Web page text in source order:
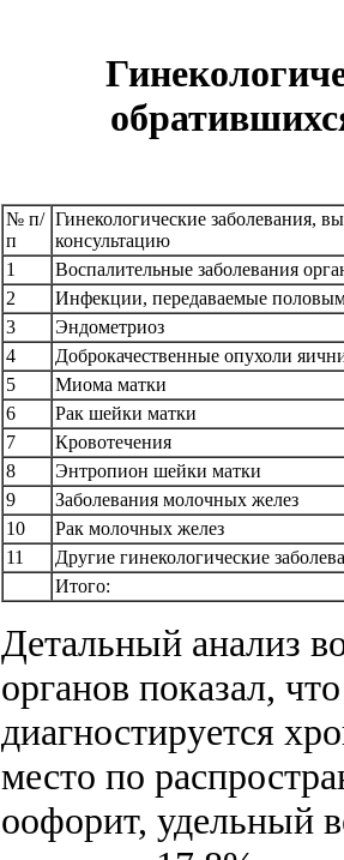
№ п/
п
Гинекологические заболевания,
консультацию
1
Воспалительные заболевания
2
Инфекции, передаваемые
3
Эндометриоз
4
Доброкачественные опухоли
5
Миома матки
6
Рак шейки матки
7
Кровотечения
8
Энтропион шейки матки
9
Заболевания молочных желез
10
Рак молочных желез
11
Другие гинекологические
Итого:
Детальный анализ
органов показал,
диагностируется
место по
оофорит, удельный